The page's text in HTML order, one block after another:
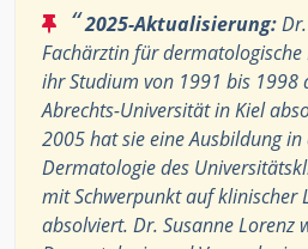
“2025-Aktualisierung:
Fachärztin für dermatologische
ihr Studium von 1991 bis 1998
Abrechts-Universität in Kiel
2005 hat sie eine Ausbildung
Dermatologie des
mit Schwerpunkt auf klinischer
absolviert. Dr. Susanne Lorenz